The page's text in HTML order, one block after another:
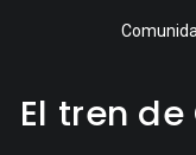
El tren